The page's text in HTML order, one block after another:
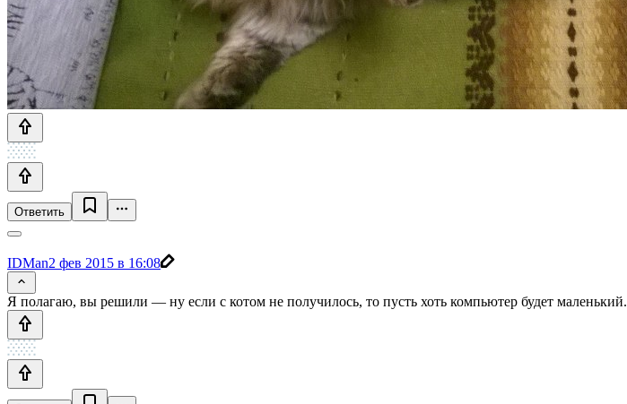
Ответить
IDMan2 фев 2015 в 16:08
Я полагаю, вы решили — ну если с котом не получилось, то пусть хоть компьютер будет маленький.